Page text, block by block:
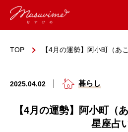
TOP 【4月の運勢】阿小町（あ
2025.04.02 暮らし
【4月の運勢】阿小町（
星座占